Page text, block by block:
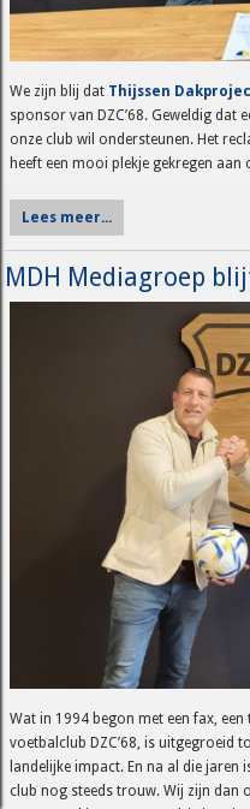
We zijn blij dat Thijssen
sponsor van DZC’68. Geweldig
onze club wil ondersteunen. Het
heeft een mooi plekje gekregen
Lees meer...
MDH Mediagroep
Wat in 1994 begon met een fax,
voetbalclub DZC’68, is uitgegroeid
landelijke impact. En na al die jaren
club nog steeds trouw. Wij zijn dan